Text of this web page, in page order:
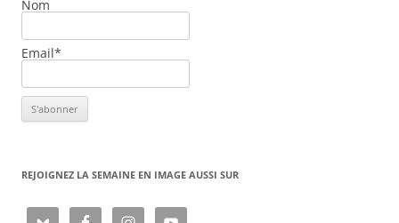
Nom
Email*
REJOIGNEZ LA SEMAINE EN IMAGE AUSSI SUR